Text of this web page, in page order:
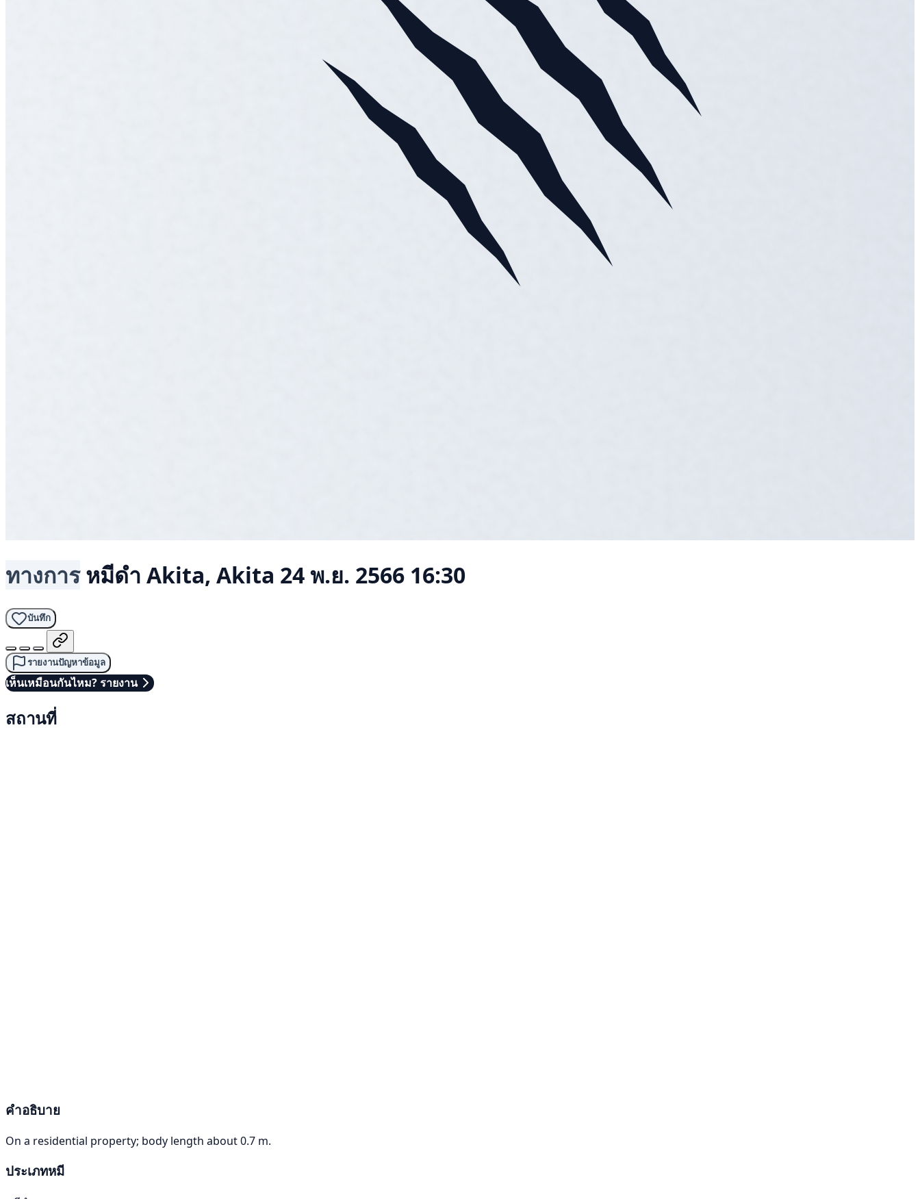
ทางการ หมีดำ Akita, Akita 24 พ.ย. 2566 16:30
บันทึก
รายงานปัญหาข้อมูล
เห็นเหมือนกันไหม? รายงาน
สถานที่
คำอธิบาย
On a residential property; body length about 0.7 m.
ประเภทหมี